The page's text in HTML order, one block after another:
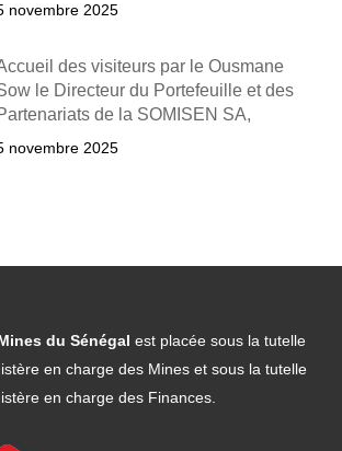
novembre 2025
des visiteurs par le Ousmane
le Directeur du Portefeuille et des
de la SOMISEN SA,
novembre 2025
du Sénégal est placée sous la tutelle
en charge des Mines et sous la tutelle
en charge des Finances.